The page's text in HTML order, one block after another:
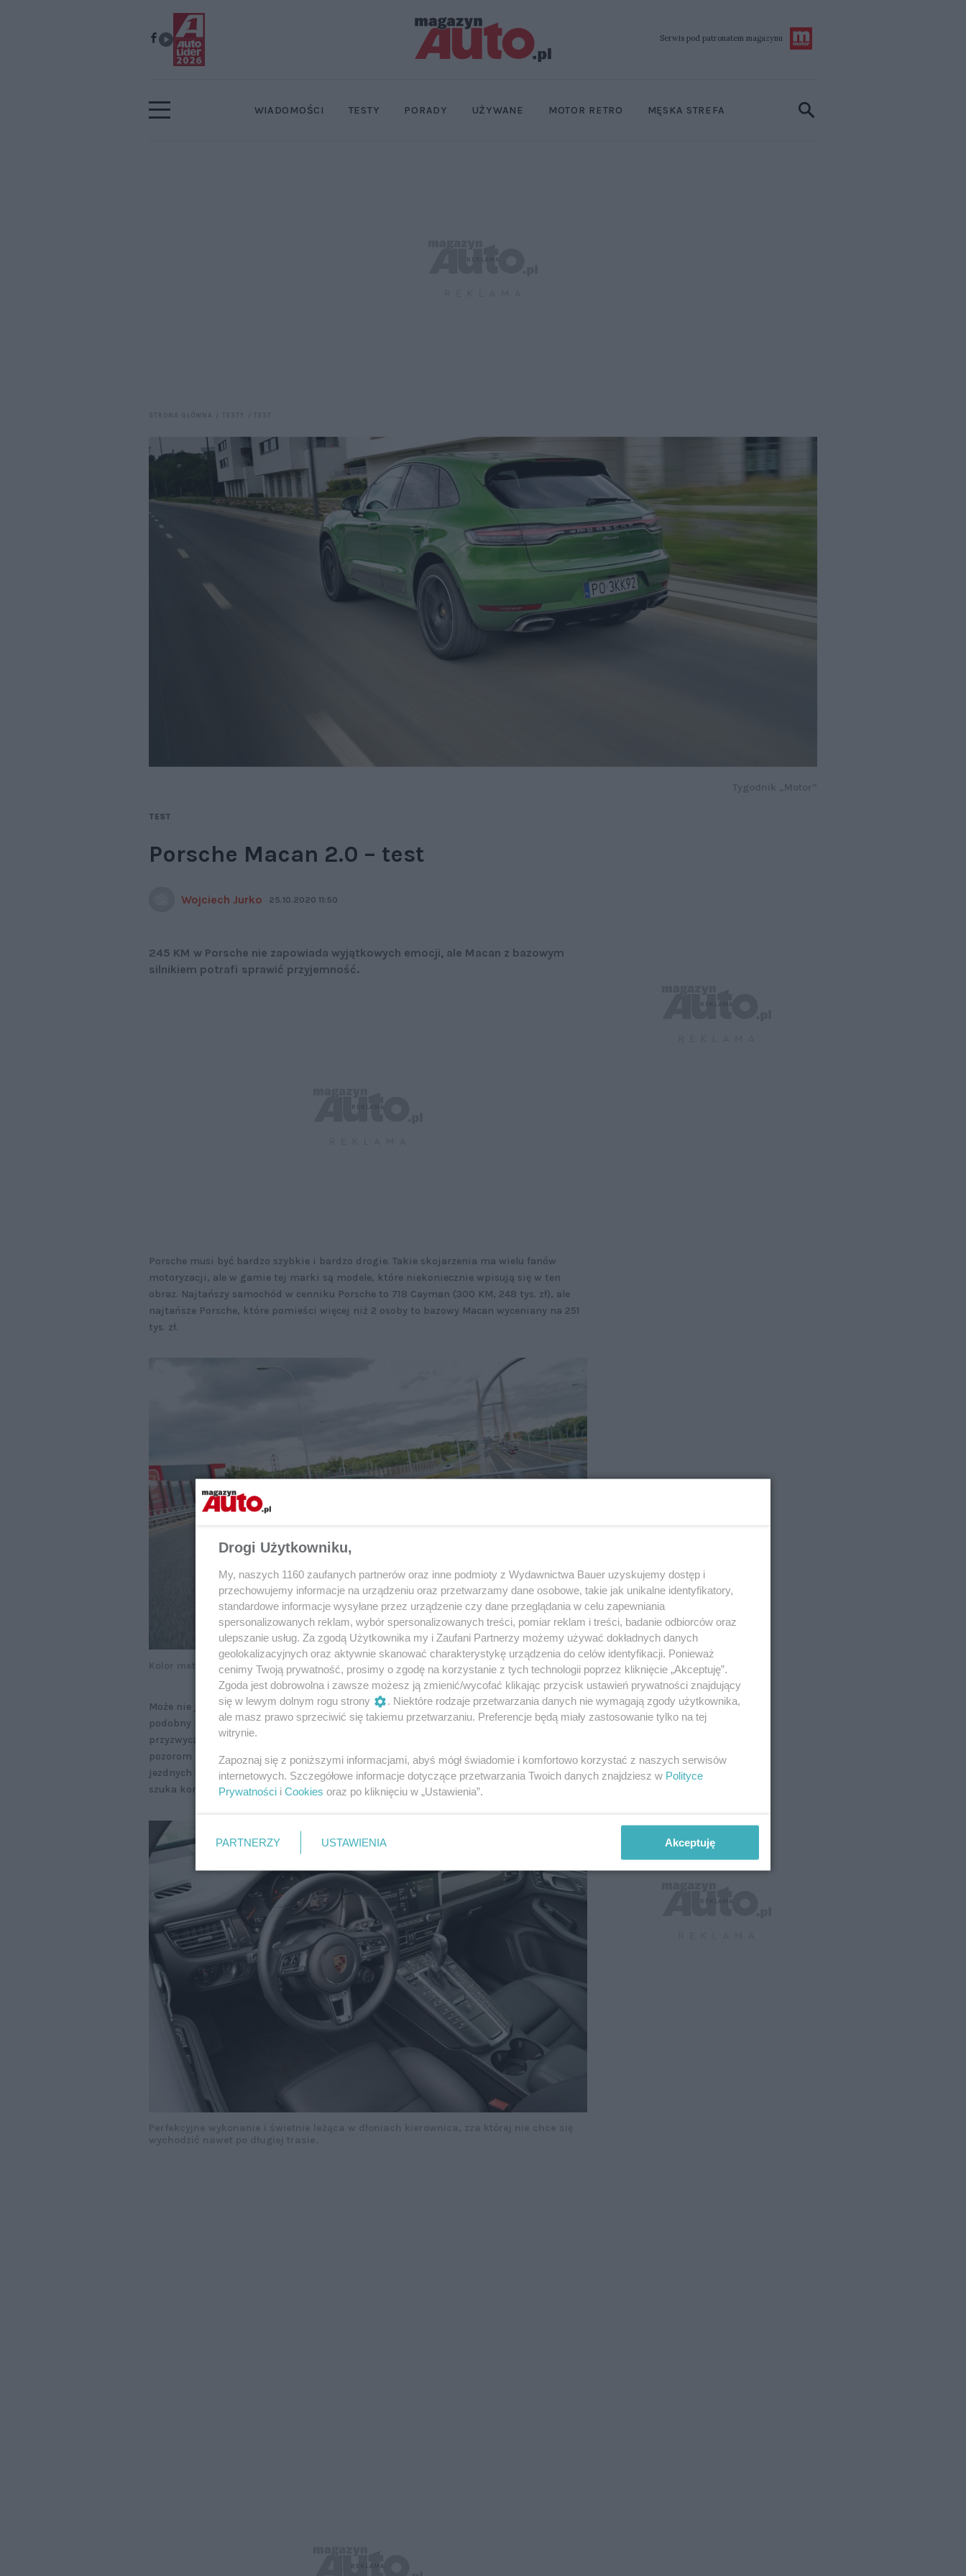
Serwis pod patronatem magazynu
WIADOMOŚCI MOTOR RETRO
TESTY PORADY UŻYWANE MĘSKA STREFA
TEST
Porsche Macan 2.0 – test
Wojciech Jurko 25.10.2020 11:50
245 KM w Porsche nie zapowiada wyjątkowych emocji, ale Macan z bazowym
silnikiem potrafi sprawić przyjemność.
Porsche musi być bardzo szybkie i bardzo drogie. Takie skojarzenia ma wielu fanów
motoryzacji, ale w gamie tej marki są modele, które niekoniecznie wpisują się w ten
obraz. Najtańszy samochód w cenniku Porsche to 718 Cayman (300 KM, 248 tys. zł), ale
najtańsze Porsche, które pomieści więcej niż 2 osoby to bazowy Macan wyceniany na 251
tys. zł.
Kolor metaliczny „Mamba Green” to wydatek 4257 zł.
Może nie jest to okazja, ale rywale za swoje porównywalne propozycje wystawiają
podobny rachunek. Do tego, że Porsche to już nie tylko „911”, ale też SUV-y wszyscy się już
przyzwyczaili, podobnie jak do downsizingu. Bazowy Macan łączy te dwa trendy i wbrew
pozorom robi to bardzo dobrze. Po pierwsze, to ciągle SUV o najlepszych właściwościach
jezdnych w swojej klasie. Bez względu na to, czy ktoś chce jeździć bardzo szybko, czy też
szuka komfortu i wygody – to wszystko znajdzie w Macanie.
Drogi Użytkowniku,
My, naszych 1160 zaufanych partnerów oraz inne podmioty z Wydawnictwa Bauer uzyskujemy dostęp i
przechowujemy informacje na urządzeniu oraz przetwarzamy dane osobowe, takie jak unikalne identyfikatory,
standardowe informacje wysyłane przez urządzenie czy dane przeglądania w celu zapewniania
spersonalizowanych reklam, wybór spersonalizowanych treści, pomiar reklam i treści, badanie odbiorców oraz
ulepszanie usług. Za zgodą Użytkownika my i Zaufani Partnerzy możemy używać dokładnych danych
geolokalizacyjnych oraz aktywnie skanować charakterystykę urządzenia do celów identyfikacji. Ponieważ
cenimy Twoją prywatność, prosimy o zgodę na korzystanie z tych technologii poprzez kliknięcie „Akceptuję”.
Zgoda jest dobrowolna i zawsze możesz ją zmienić/wycofać klikając przycisk ustawień prywatności znajdujący
się w lewym dolnym rogu strony
. Niektóre rodzaje przetwarzania danych nie wymagają zgody użytkownika,
ale masz prawo sprzeciwić się takiemu przetwarzaniu. Preferencje będą miały zastosowanie tylko na tej
witrynie.
Zapoznaj się z poniższymi informacjami, abyś mógł świadomie i komfortowo korzystać z naszych serwisów
internetowych. Szczegółowe informacje dotyczące przetwarzania Twoich danych znajdziesz w Polityce
Prywatności i Cookies oraz po kliknięciu w „Ustawienia”.
PARTNERZY USTAWIENIA Akceptuję